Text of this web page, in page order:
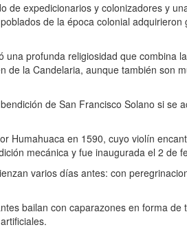
de expedicionarios y colonizadores y
de la época colonial
profunda religiosidad que combina
la Candelaria, aunque también son
de San Francisco Solano si se
Humahuaca en 1590, cuyo violín
mecánica y fue inaugurada el 2 de
varios días antes: con
bailan con caparazones en forma